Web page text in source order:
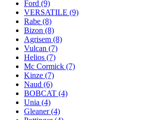
Ford (9)
VERSATILE (9)
Rabe (8)
Bizon (8)
Agrisem (8)
Vulcan (7)
Helios (7)
Mc Cormick (7)
Kinze (7)
Naud (6)
BOBCAT (4)
Unia (4)
Gleaner (4)